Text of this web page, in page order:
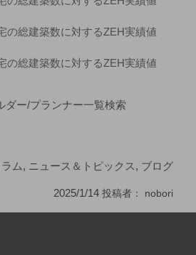
総建築数に対するZEH実績値
総建築数に対するZEH実績値
ダー/プランナー一覧検索
ム, ニュース＆トピックス , ブログ
2025/1/14 投稿者： nobori